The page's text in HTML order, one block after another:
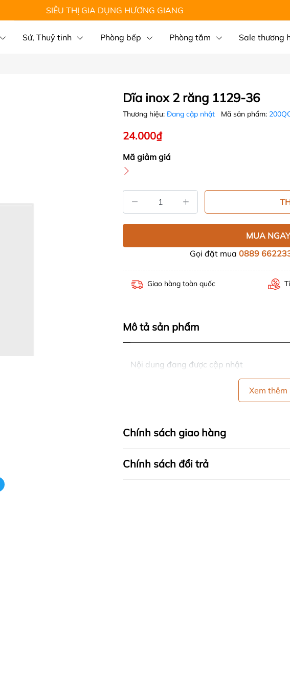
SIÊU THỊ GIA DỤNG HƯƠNG GIANG
Sứ, Thuỷ tinh Phòng bếp Phòng tắm Sale thương
Dĩa inox 2 răng 1129-36
Thương hiệu: Đang cập nhật Mã sản phẩm:
24.000₫
Mã giảm giá
MUA NGAY
Gọi đặt mua 0889
Giao hàng toàn quốc
Mô tả sản phẩm
Nội dung đang được cập nhật
Xem thêm
Chính sách giao hàng
Chính sách đổi trả